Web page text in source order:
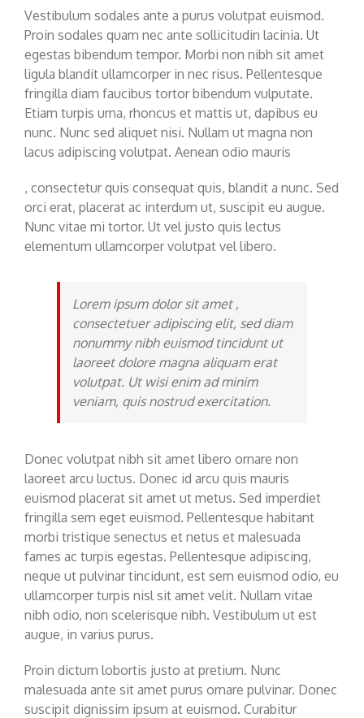
Vestibulum sodales ante a purus volutpat euismod.
Proin sodales quam nec ante sollicitudin lacinia. Ut
egestas bibendum tempor. Morbi non nibh sit amet
ligula blandit ullamcorper in nec risus. Pellentesque
fringilla diam faucibus tortor bibendum vulputate.
Etiam turpis urna, rhoncus et mattis ut, dapibus eu
nunc. Nunc sed aliquet nisi. Nullam ut magna non
lacus adipiscing volutpat. Aenean odio mauris
generic
levitra
, consectetur quis consequat quis, blandit a nunc. Sed
orci erat, placerat ac interdum ut, suscipit eu augue.
Nunc vitae mi tortor. Ut vel justo quis lectus
elementum ullamcorper volutpat vel libero.
Lorem ipsum dolor sit amet ,
consectetuer adipiscing elit, sed diam
nonummy nibh euismod tincidunt ut
laoreet dolore magna aliquam erat
volutpat. Ut wisi enim ad minim
veniam, quis nostrud exercitation.
Donec volutpat nibh sit amet libero ornare non
laoreet arcu luctus. Donec id arcu quis mauris
euismod placerat sit amet ut metus. Sed imperdiet
fringilla sem eget euismod. Pellentesque habitant
morbi tristique senectus et netus et malesuada
fames ac turpis egestas. Pellentesque adipiscing,
neque ut pulvinar tincidunt, est sem euismod odio, eu
ullamcorper turpis nisl sit amet velit. Nullam vitae
nibh odio, non scelerisque nibh. Vestibulum ut est
augue, in varius purus.
Proin dictum lobortis justo at pretium. Nunc
malesuada ante sit amet purus ornare pulvinar. Donec
suscipit dignissim ipsum at euismod. Curabitur